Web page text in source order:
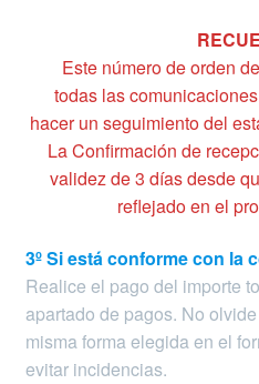
Este número de orden
todas las
hacer un seguimiento del
La Confirmación de
validez de 3 días desde
reflejado en el
3º Si está conforme con la
Realice el pago del importe
apartado de pagos. No
misma forma elegida en el
evitar incidencias.